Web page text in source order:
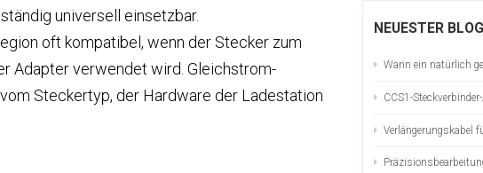
NEUESTER BLOG
Wann ein natürlich gekühlter CCS1-
CCS1-Steckverbinder-Auswahlleitfaden für
Verlängerungskabel für tragbare Ladestationen für
Präzisionsbearbeitung: Langdrehen, CNC-
universell einsetzbar.
oft kompatibel, wenn der Stecker zum
Adapter verwendet wird. Gleichstrom-
Steckertyp, der Hardware der Ladestation